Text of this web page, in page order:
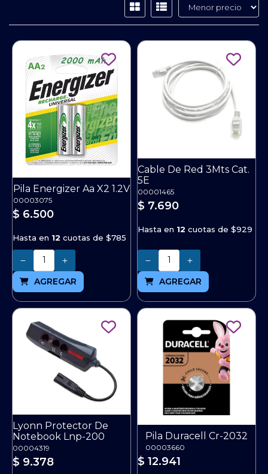
Pila Energizer Aa X2 1.2V
00003075
$ 6.500
Hasta en 12 cuotas de $785
Cantidad
AGREGAR
Cable De Red 3Mts Cat.
5E
00001465
$ 7.690
Hasta en 12 cuotas de $929
Cantidad
AGREGAR
Lyonn Protector De
Notebook Lnp-200
00004319
$ 9.378
Pila Duracell Cr-2032
00003660
$ 12.941